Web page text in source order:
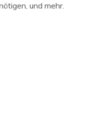
und mehr.